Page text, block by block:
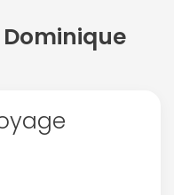
Dominique